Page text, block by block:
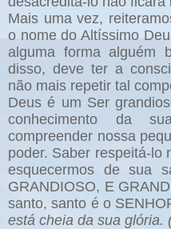
Mais uma vez,
o nome do Altíssimo
alguma forma alguém
disso, deve ter a
não mais repetir tal
Deus é um Ser
conhecimento da
compreender nossa
poder. Saber respeitá-lo
esquecermos de sua
GRANDIOSO, E
santo, santo é o
está cheia da sua glória.